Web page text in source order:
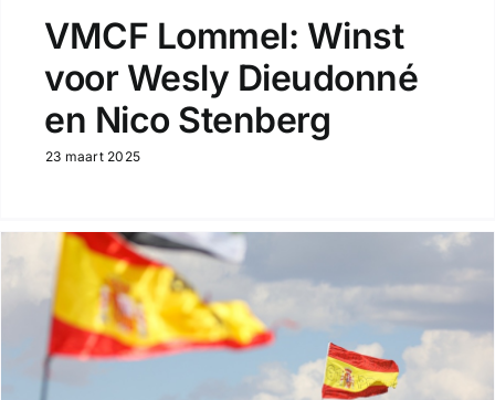
VMCF Lommel: Winst
voor Wesly Dieudonné
en Nico Stenberg
23 maart 2025